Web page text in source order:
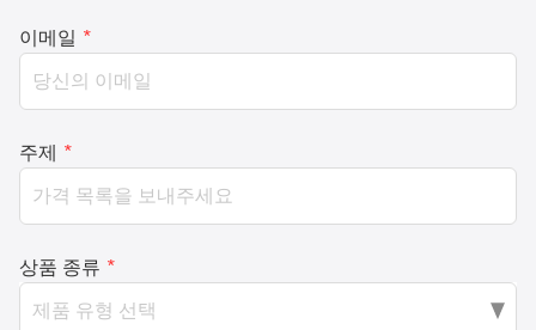
이메일 *
주제 *
상품 종류 *